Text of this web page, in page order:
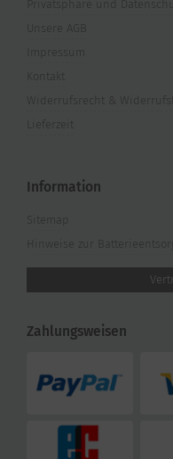
Privatsphäre und
Unsere AGB
Impressum
Kontakt
Widerrufsrecht &
Lieferzeit
Information
Sitemap
Hinweise zur
Zahlungsweisen